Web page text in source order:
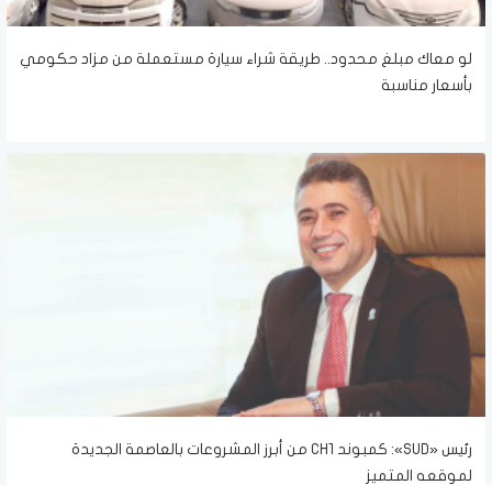
لو معاك مبلغ محدود.. طريقة شراء سيارة مستعملة من مزاد حكومي
بأسعار مناسبة
رئيس «SUD»: كمبوند CH1 من أبرز المشروعات بالعاصمة الجديدة
لموقعه المتميز